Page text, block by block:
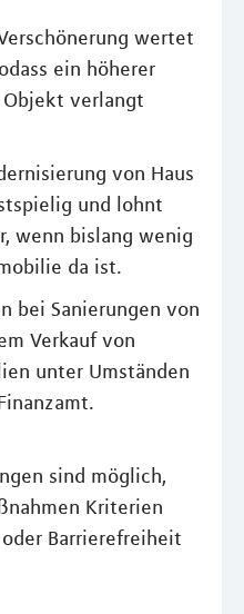
wertet
ein höherer
Objekt verlangt
von Haus
und lohnt
wenn bislang wenig
da ist.
bei Sanierungen von
Verkauf von
unter Umständen
sind möglich,
Kriterien
Barrierefreiheit